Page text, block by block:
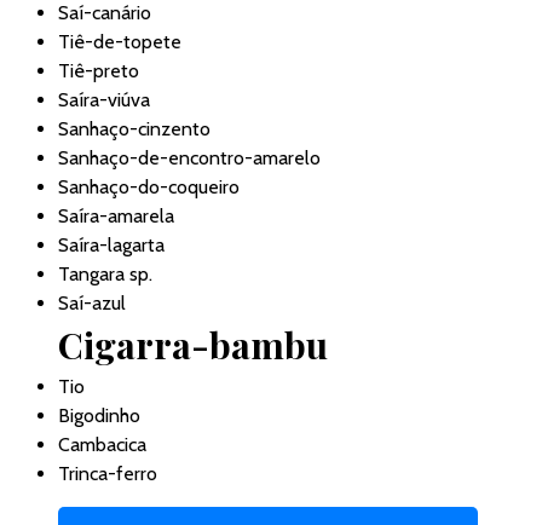
Saí-canário
Tiê-de-topete
Tiê-preto
Saíra-viúva
Sanhaço-cinzento
Sanhaço-de-encontro-amarelo
Sanhaço-do-coqueiro
Saíra-amarela
Saíra-lagarta
Tangara sp.
Saí-azul
Cigarra-bambu
Tio
Bigodinho
Cambacica
Trinca-ferro